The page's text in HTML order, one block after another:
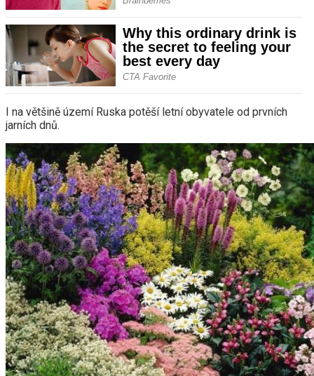
I na většině území Ruska potěší letní obyvatele od prvních
jarních dnů.